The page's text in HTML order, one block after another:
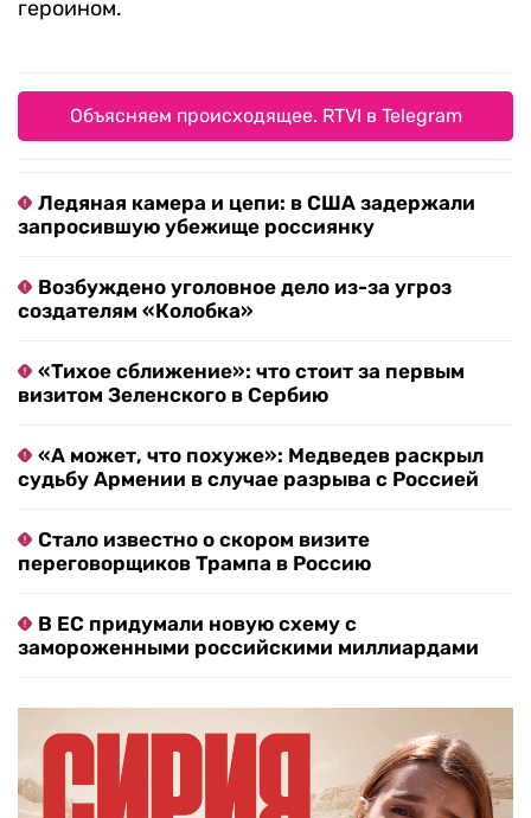
героином.
Объясняем происходящее. RTVI в Telegram
Ледяная камера и цепи: в США задержали
запросившую убежище россиянку
Возбуждено уголовное дело из-за угроз
создателям «Колобка»
«Тихое сближение»: что стоит за первым
визитом Зеленского в Сербию
«А может, что похуже»: Медведев раскрыл
судьбу Армении в случае разрыва с Россией
Стало известно о скором визите
переговорщиков Трампа в Россию
В ЕС придумали новую схему с
замороженными российскими миллиардами